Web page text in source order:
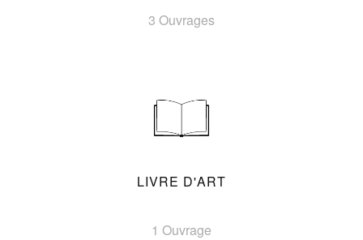
3 Ouvrages
LIVRE D'ART
1 Ouvrage